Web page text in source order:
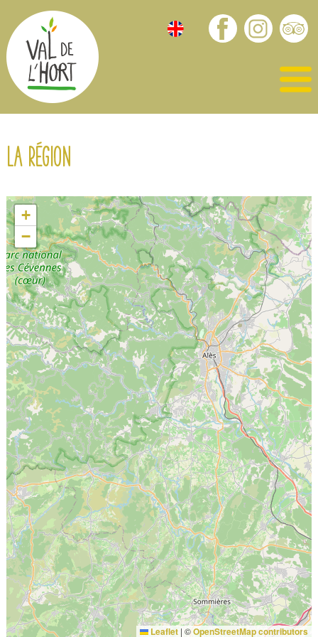
La région
+
−
Leaflet | ©OpenStreetMap contributors